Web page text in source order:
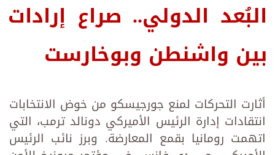
البُعد الدولي.. صراع إرادات
بين واشنطن وبوخارست
أثارت التحركات لمنع جورجيسكو من خوض الانتخابات
انتقادات إدارة الرئيس الأميركي دونالد ترمب، التي
اتهمت رومانيا بقمع المعارضة. وبرز نائب الرئيس